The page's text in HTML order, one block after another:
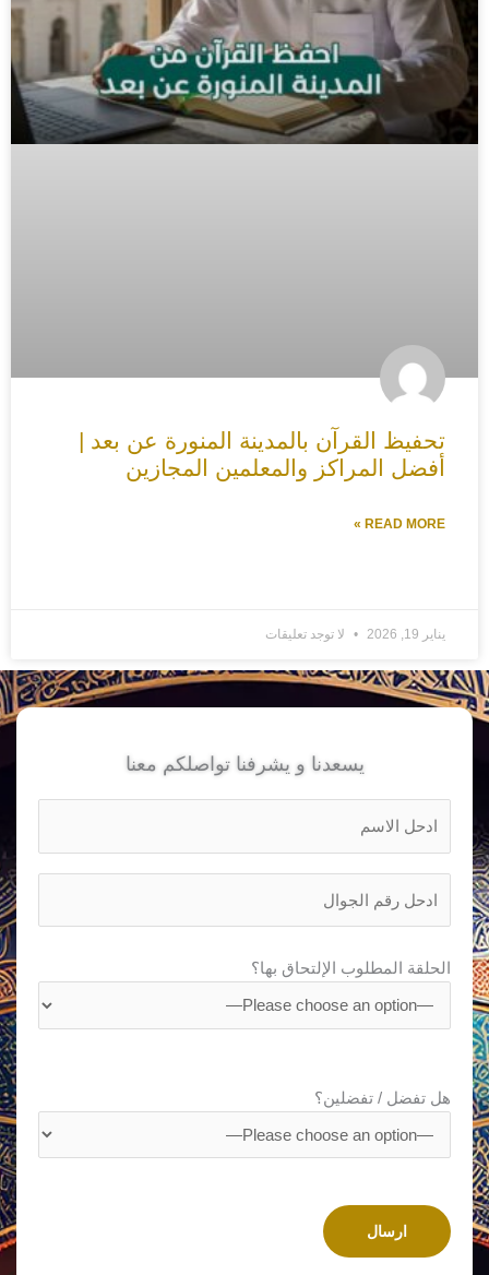
تحفيظ القرآن بالمدينة المنورة عن بعد |
أفضل المراكز والمعلمين المجازين
READ MORE »
يناير 19, 2026 لا توجد تعليقات
يسعدنا و يشرفنا تواصلكم معنا
الحلقة المطلوب الإلتحاق بها؟
هل تفضل / تفضلين؟